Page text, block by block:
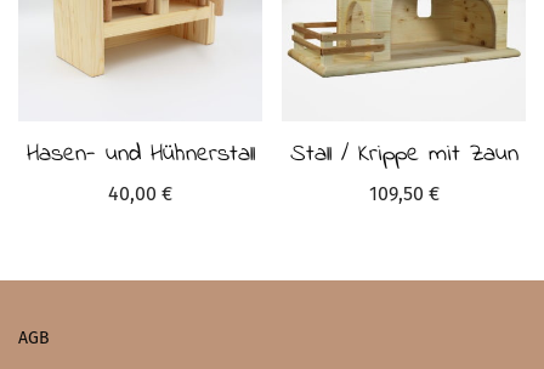
Hasen- und Hühnerstall
40,00 €
Stall / Krippe mit Zaun
109,50 €
AGB